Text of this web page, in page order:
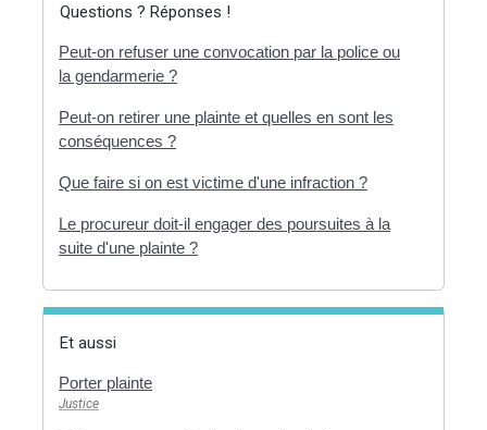
Questions ? Réponses !
Peut-on refuser une convocation par la police ou
la gendarmerie ?
Peut-on retirer une plainte et quelles en sont les
conséquences ?
Que faire si on est victime d'une infraction ?
Le procureur doit-il engager des poursuites à la
suite d'une plainte ?
Et aussi
Porter plainte
Justice